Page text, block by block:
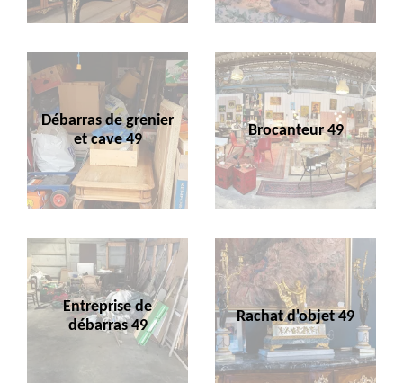
Débarras de grenier
et cave 49
Brocanteur 49
Entreprise de
débarras 49
Rachat d'objet 49